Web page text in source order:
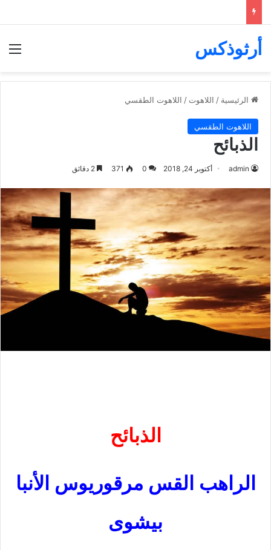
أرثوذكس
الرئيسية / اللاهوت / اللاهوت الطقسي
اللاهوت الطقسي
الذبائح
admin أكتوبر 24, 2018 0
371
الذبائح
الراهب القس مرقوريوس الأنبا
بيشوى